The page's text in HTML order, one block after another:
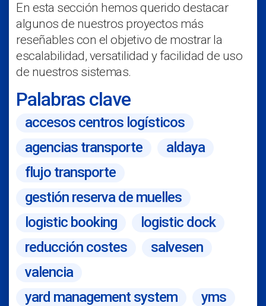
En esta sección hemos querido destacar
algunos de nuestros proyectos más
reseñables con el objetivo de mostrar la
escalabilidad, versatilidad y facilidad de uso
de nuestros sistemas.
Palabras clave
accesos centros logísticos
agencias transporte
aldaya
flujo transporte
gestión reserva de muelles
logistic booking
logistic dock
reducción costes
salvesen
valencia
yard management system
yms